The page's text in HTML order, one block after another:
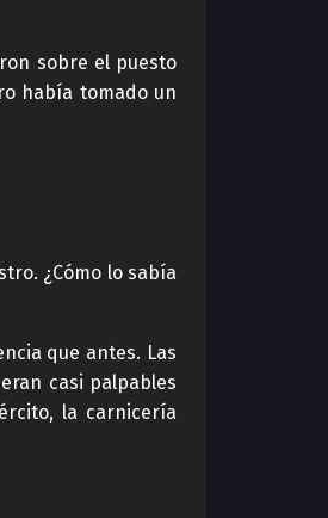
sobre el puesto
había tomado un
¿Cómo lo sabía
que antes. Las
casi palpables
la carnicería